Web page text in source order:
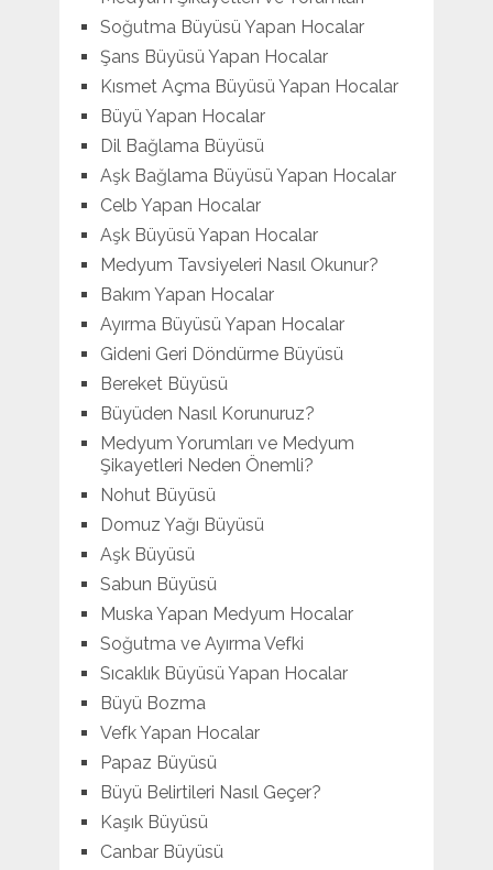
Soğutma Büyüsü Yapan Hocalar
Şans Büyüsü Yapan Hocalar
Kısmet Açma Büyüsü Yapan Hocalar
Büyü Yapan Hocalar
Dil Bağlama Büyüsü
Aşk Bağlama Büyüsü Yapan Hocalar
Celb Yapan Hocalar
Aşk Büyüsü Yapan Hocalar
Medyum Tavsiyeleri Nasıl Okunur?
Bakım Yapan Hocalar
Ayırma Büyüsü Yapan Hocalar
Gideni Geri Döndürme Büyüsü
Bereket Büyüsü
Büyüden Nasıl Korunuruz?
Medyum Yorumları ve Medyum
Şikayetleri Neden Önemli?
Nohut Büyüsü
Domuz Yağı Büyüsü
Aşk Büyüsü
Sabun Büyüsü
Muska Yapan Medyum Hocalar
Soğutma ve Ayırma Vefki
Sıcaklık Büyüsü Yapan Hocalar
Büyü Bozma
Vefk Yapan Hocalar
Papaz Büyüsü
Büyü Belirtileri Nasıl Geçer?
Kaşık Büyüsü
Canbar Büyüsü